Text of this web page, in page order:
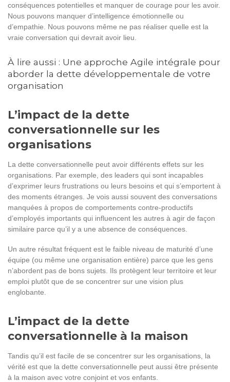
conséquences potentielles et manquer de courage pour les avoir.
Nous pouvons manquer d’intelligence émotionnelle ou
d’empathie. Nous pouvons même ne pas réaliser quelle est la
vraie conversation qui devrait avoir lieu.
À lire aussi : Une approche Agile intégrale pour
aborder la dette développementale de votre
organisation
L’impact de la dette
conversationnelle sur les
organisations
La dette conversationnelle peut avoir différents effets sur les
organisations. Par exemple, des leaders qui sont incapables
d’exprimer leurs frustrations ou leurs besoins et qui s’emportent à
des moments étranges. Je vois aussi souvent des conversations
manquées à propos de comportements contre-productifs
d’employés importants qui influencent les autres à agir de façon
similaire parce qu’il y a une absence de conséquences.
Un autre résultat fréquent est le faible niveau de maturité d’une
équipe (ou même une organisation entière) parce que les gens
n’abordent pas de bons sujets. Ils protègent leur territoire et leur
emploi plutôt que de se concentrer sur une vision plus
englobante.
L’impact de la dette
conversationnelle à la maison
Tandis qu’il est facile de se concentrer sur les organisations, la
vérité est que la dette conversationnelle peut aussi être présente
à la maison avec votre conjoint et vos enfants.